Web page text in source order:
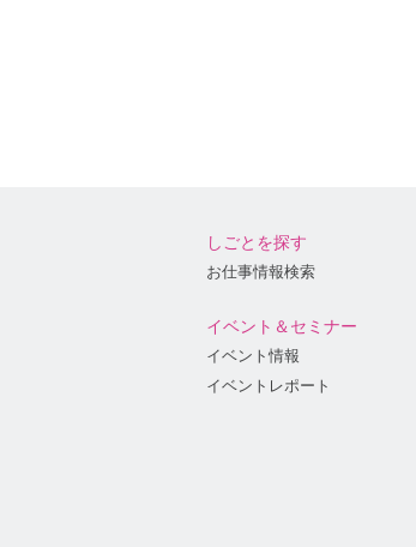
しごとを探す
お仕事情報検索
イベント＆セミナー
イベント情報
イベントレポート